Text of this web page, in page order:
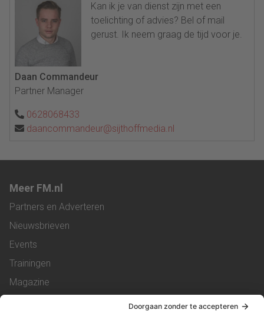
Kan ik je van dienst zijn met een
toelichting of advies? Bel of mail
gerust. Ik neem graag de tijd voor je.
Daan Commandeur
Partner Manager
0628068433
daancommandeur@sijthoffmedia.nl
Meer FM.nl
Partners en Adverteren
Nieuwsbrieven
Events
Trainingen
Magazine